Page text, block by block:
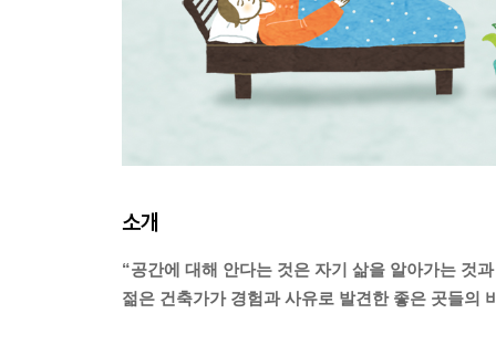
소개
“공간에 대해 안다는 것은 자기 삶을 알아가는 것
젊은 건축가가 경험과 사유로 발견한 좋은 곳들의